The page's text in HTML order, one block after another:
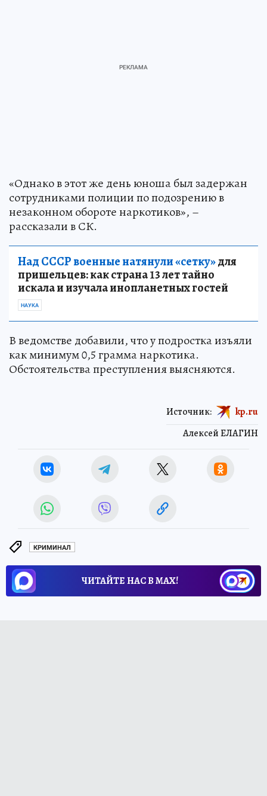
«Однако в этот же день юноша был задержан
сотрудниками полиции по подозрению в
незаконном обороте наркотиков», –
рассказали в СК.
Над СССР военные натянули «сетку»для
пришельцев: как страна 13 лет тайно
искала и изучала инопланетных гостей
НАУКА
В ведомстве добавили, что у подростка изъяли
как минимум 0,5 грамма наркотика.
Обстоятельства преступления выясняются.
Алексей ЕЛАГИН
Источник: kp.ru
КРИМИНАЛ
ЧИТАЙТЕ НАС В МАХ!